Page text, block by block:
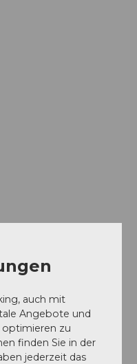
auch mit
Angebote und
optimieren zu
finden Sie in der
jederzeit das